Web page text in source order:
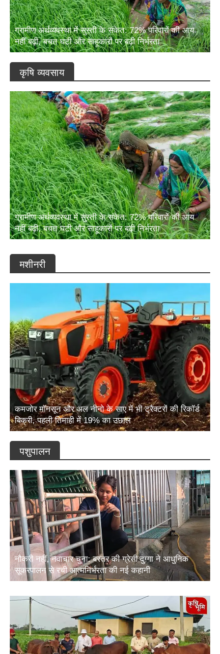
ग्रामीण अर्थव्यवस्था में सुस्ती के संकेत: 72% परिवारों की आय
नहीं बढ़ी, बचत घटी और साहूकारों पर बढ़ी निर्भरता
कृषि व्यवसाय
ग्रामीण अर्थव्यवस्था में सुस्ती के संकेत: 72% परिवारों की आय
नहीं बढ़ी, बचत घटी और साहूकारों पर बढ़ी निर्भरता
मशीनरी
कमजोर मॉनसून और अल नीनो के साए में भी ट्रैक्टरों की रिकॉर्ड
बिक्री, पहली तिमाही में 19% का उछाल
पशुपालन
नौकरी नहीं, नवाचार चुना: बस्तर की ग्रेसी दुग्गा ने आधुनिक
सूकरपालन से रची आत्मनिर्भरता की नई कहानी